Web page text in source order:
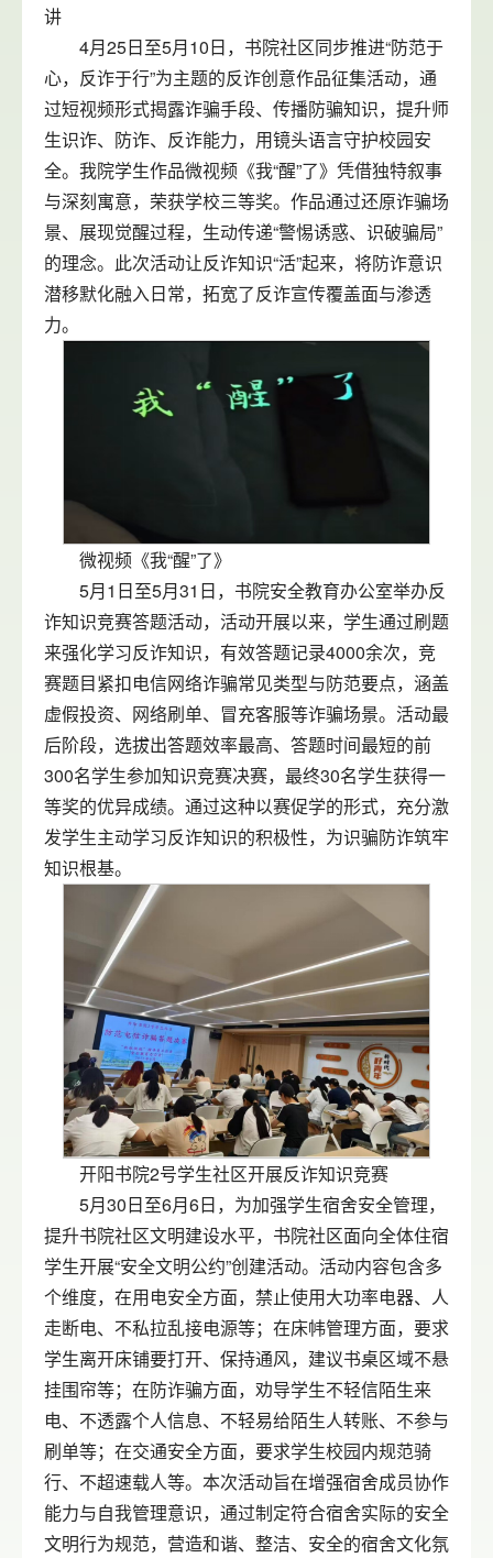
讲
4月25日至5月10日，书院社区同步推进“防范于
心，反诈于行”为主题的反诈创意作品征集活动，通
过短视频形式揭露诈骗手段、传播防骗知识，提升师
生识诈、防诈、反诈能力，用镜头语言守护校园安
全。我院学生作品微视频《我“醒”了》凭借独特叙事
与深刻寓意，荣获学校三等奖。作品通过还原诈骗场
景、展现觉醒过程，生动传递“警惕诱惑、识破骗局”
的理念。此次活动让反诈知识“活”起来，将防诈意识
潜移默化融入日常，拓宽了反诈宣传覆盖面与渗透
力。
微视频《我“醒”了》
5月1日至5月31日，书院安全教育办公室举办反
诈知识竞赛答题活动，活动开展以来，学生通过刷题
来强化学习反诈知识，有效答题记录4000余次，竞
赛题目紧扣电信网络诈骗常见类型与防范要点，涵盖
虚假投资、网络刷单、冒充客服等诈骗场景。活动最
后阶段，选拔出答题效率最高、答题时间最短的前
300名学生参加知识竞赛决赛，最终30名学生获得一
等奖的优异成绩。通过这种以赛促学的形式，充分激
发学生主动学习反诈知识的积极性，为识骗防诈筑牢
知识根基。
开阳书院2号学生社区开展反诈知识竞赛
5月30日至6月6日，为加强学生宿舍安全管理，
提升书院社区文明建设水平，书院社区面向全体住宿
学生开展“安全文明公约”创建活动。活动内容包含多
个维度，在用电安全方面，禁止使用大功率电器、人
走断电、不私拉乱接电源等；在床帏管理方面，要求
学生离开床铺要打开、保持通风，建议书桌区域不悬
挂围帘等；在防诈骗方面，劝导学生不轻信陌生来
电、不透露个人信息、不轻易给陌生人转账、不参与
刷单等；在交通安全方面，要求学生校园内规范骑
行、不超速载人等。本次活动旨在增强宿舍成员协作
能力与自我管理意识，通过制定符合宿舍实际的安全
文明行为规范，营造和谐、整洁、安全的宿舍文化氛